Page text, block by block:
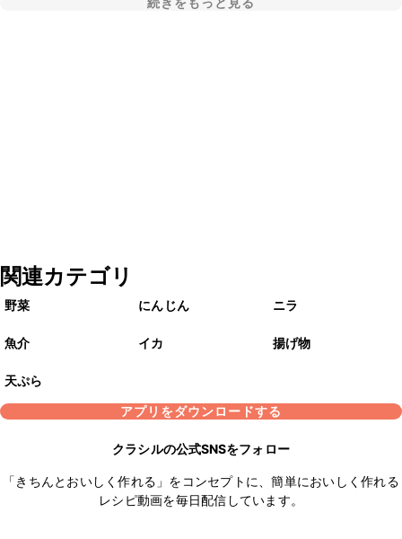
関連カテゴリ
野菜 にんじん ニラ
魚介 イカ 揚げ物
天ぷら
アプリをダウンロードする
クラシルの公式SNSをフォロー
「きちんとおいしく作れる」をコンセプトに、簡単においしく作れる
レシピ動画を毎日配信しています。